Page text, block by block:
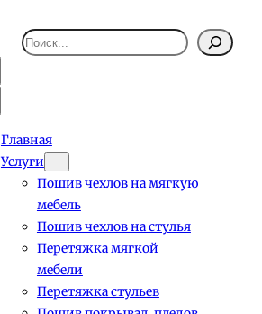
Поиск
Главная
Услуги
Пошив чехлов на мягкую
мебель
Пошив чехлов на стулья
Перетяжка мягкой
мебели
Перетяжка стульев